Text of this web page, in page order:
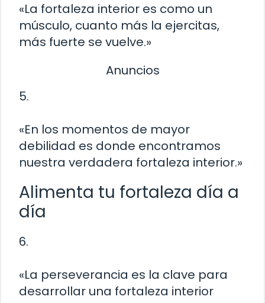
«La fortaleza interior es como un
músculo, cuanto más la ejercitas,
más fuerte se vuelve.»
Anuncios
5.
«En los momentos de mayor
debilidad es donde encontramos
nuestra verdadera fortaleza interior.»
Alimenta tu fortaleza día a
día
6.
«La perseverancia es la clave para
desarrollar una fortaleza interior